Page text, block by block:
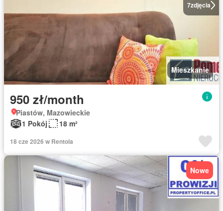
7zdjęcia
Mieszkanie
950 zł/month
Piastów, Mazowieckie
1 Pokój
18 m²
18 cze 2026 w Rentola
Nowe